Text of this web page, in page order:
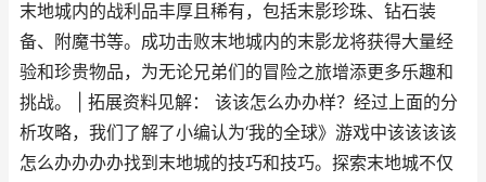
末地城内的战利品丰厚且稀有，包括末影珍珠、钻石装
备、附魔书等。成功击败末地城内的末影龙将获得大量经
验和珍贵物品，为无论兄弟们的冒险之旅增添更多乐趣和
挑战。 | 拓展资料见解： 该该怎么办办样？经过上面的分
析攻略，我们了解了小编认为‘我的全球》游戏中该该该该
怎么办办办办找到末地城的技巧和技巧。探索末地城不仅